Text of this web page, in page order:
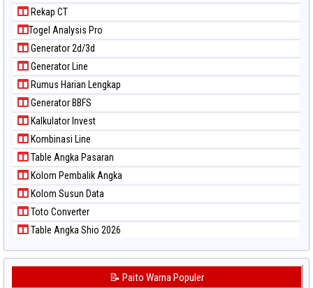
Rekap CT
Togel Analysis Pro
Generator 2d/3d
Generator Line
Rumus Harian Lengkap
Generator BBFS
Kalkulator Invest
Kombinasi Line
Table Angka Pasaran
Kolom Pembalik Angka
Kolom Susun Data
Toto Converter
Table Angka Shio 2026
📝 Paito Warna Populer